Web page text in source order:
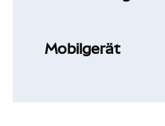
Mobilgerät